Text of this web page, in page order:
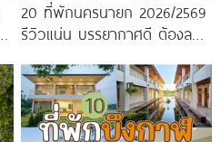
20 ที่พักนครนายก 2026/2569
รีวิวแน่น บรรยากาศดี ต้องลอง